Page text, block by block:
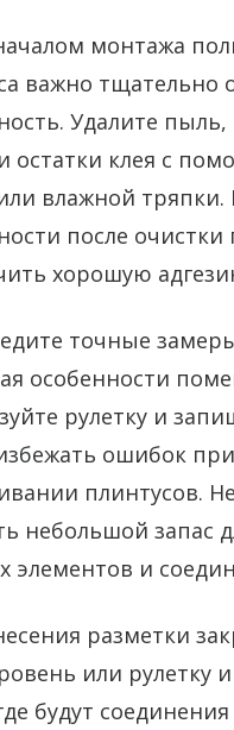
монтажа
важно тщательно
Удалите пыль,
остатки клея с
влажной
после очистки
хорошую
точные
особенности
рулетку и
ошибок при
плинтусов.
небольшой запас
элементов и
разметки
или рулетку
будут